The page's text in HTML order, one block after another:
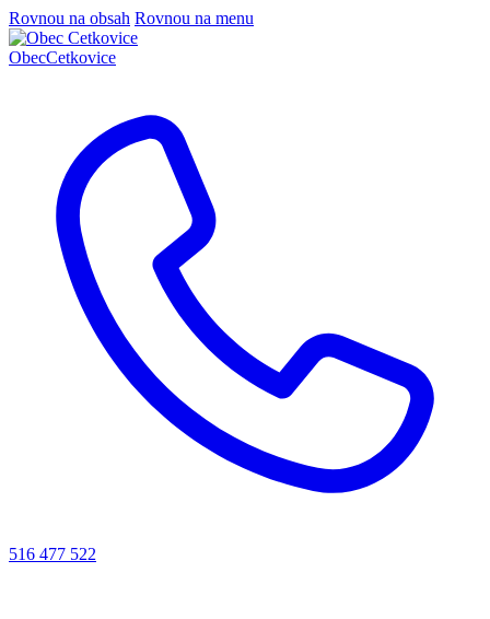
Rovnou na obsah Rovnou na menu
ObecCetkovice
516 477 522